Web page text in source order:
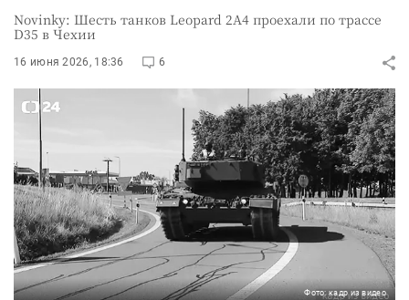
Novinky: Шесть танков Leopard 2A4 проехали по трассе
D35 в Чехии
16 июня 2026, 18:36 6
Фото: кадр из видео